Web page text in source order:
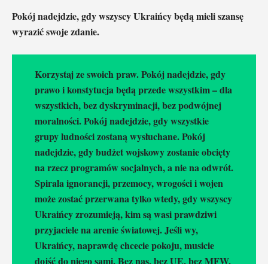
Pokój nadejdzie, gdy wszyscy Ukraińcy będą mieli szansę
wyrazić swoje zdanie.
Korzystaj ze swoich praw. Pokój nadejdzie, gdy
prawo i konstytucja będą przede wszystkim – dla
wszystkich, bez dyskryminacji, bez podwójnej
moralności. Pokój nadejdzie, gdy wszystkie
grupy ludności zostaną wysłuchane. Pokój
nadejdzie, gdy budżet wojskowy zostanie obcięty
na rzecz programów socjalnych, a nie na odwrót.
Spirala ignorancji, przemocy, wrogości i wojen
może zostać przerwana tylko wtedy, gdy wszyscy
Ukraińcy zrozumieją, kim są wasi prawdziwi
przyjaciele na arenie światowej. Jeśli wy,
Ukraińcy, naprawdę chcecie pokoju, musicie
dojść do niego sami. Bez nas, bez UE, bez MFW,